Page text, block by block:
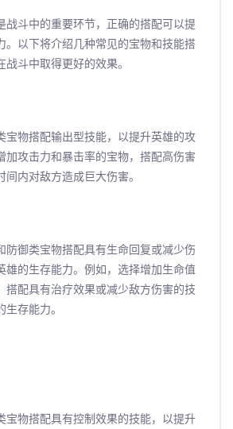
战斗中的重要环节，正确的搭配可以提
。以下将介绍几种常见的宝物和技能搭
斗中取得更好的效果。
宝物搭配输出型技能，以提升英雄的攻
加攻击力和暴击率的宝物，搭配高伤害
内对敌方造成巨大伤害。
防御类宝物搭配具有生命回复或减少伤
雄的生存能力。例如，选择增加生命值
搭配具有治疗效果或减少敌方伤害的技
存能力。
宝物搭配具有控制效果的技能，以提升